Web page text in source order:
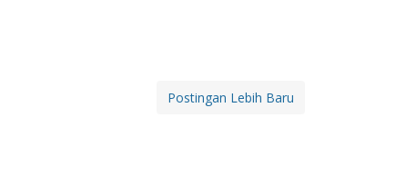
Postingan Lebih Baru